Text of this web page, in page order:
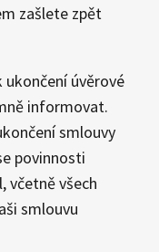
zašlete zpět
ukončení úvěrové
informovat.
smlouvy
povinnosti
včetně všech
smlouvu